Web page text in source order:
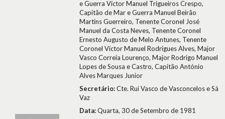
e Guerra Víctor Manuel Trigueiros Crespo,
Capitão de Mar e Guerra Manuel Beirão
Martins Guerreiro, Tenente Coronel José
Manuel da Costa Neves, Tenente Coronel
Ernesto Augusto de Melo Antunes, Tenente
Coronel Víctor Manuel Rodrigues Alves, Major
Vasco Correia Lourenço, Major Rodrigo Manuel
Lopes de Sousa e Castro, Capitão António
Alves Marques Junior
Secretário:Cte. Rui Vasco de Vasconcelos e Sá
Vaz
Data:Quarta, 30 de Setembro de 1981